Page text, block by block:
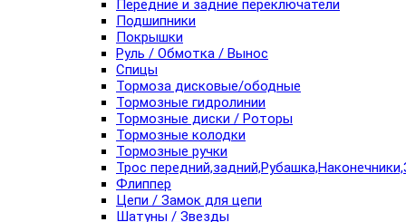
Передние и задние переключатели
Подшипники
Покрышки
Руль / Обмотка / Вынос
Спицы
Тормоза дисковые/ободные
Тормозные гидролинии
Тормозные диски / Роторы
Тормозные колодки
Тормозные ручки
Трос
Флиппер
Цепи / Замок для цепи
Шатуны / Звезды